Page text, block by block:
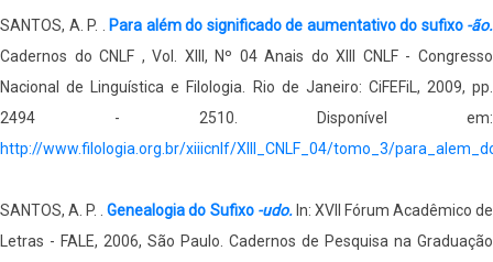
SANTOS, A. P. . Para além do significado de aumentativo do sufixo -ão.
Cadernos do CNLF , Vol. XIII, Nº 04 Anais do XIII CNLF - Congresso
Nacional de Linguística e Filologia. Rio de Janeiro: CiFEFiL, 2009, pp.
2494 - 2510. Disponível em:
http://www.filologia.org.br/xiiicnlf/XIII_CNLF_04/tomo_3/
SANTOS, A. P. .Genealogia do Sufixo -udo.In: XVII Fórum Acadêmico de
Letras - FALE, 2006, São Paulo. Cadernos de Pesquisa na Graduação